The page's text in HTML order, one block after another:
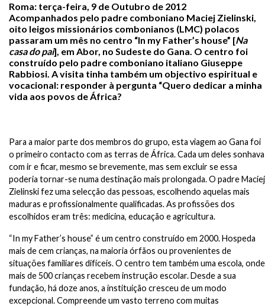
Roma: terça-feira, 9 de Outubro de 2012
Acompanhados pelo padre comboniano Maciej Zielinski,
oito leigos missionários combonianos (LMC) polacos
passaram um mês no centro “In my Father’s house” [Na
casa do pai], em Abor, no Sudeste do Gana. O centro foi
construído pelo padre comboniano italiano Giuseppe
Rabbiosi. A visita tinha também um objectivo espiritual e
vocacional: responder à pergunta “Quero dedicar a minha
vida aos povos de África?
Para a maior parte dos membros do grupo, esta viagem ao Gana foi
o primeiro contacto com as terras de África. Cada um deles sonhava
com ir e ficar, mesmo se brevemente, mas sem excluir se essa
poderia tornar-se numa destinação mais prolongada. O padre Maciej
Zielinski fez uma selecção das pessoas, escolhendo aquelas mais
maduras e profissionalmente qualificadas. As profissões dos
escolhidos eram três: medicina, educação e agricultura.
“In my Father’s house” é um centro construído em 2000. Hospeda
mais de cem crianças, na maioria órfãos ou provenientes de
situações familiares difíceis. O centro tem também uma escola, onde
mais de 500 crianças recebem instrução escolar. Desde a sua
fundação, há doze anos, a instituição cresceu de um modo
excepcional. Compreende um vasto terreno com muitas